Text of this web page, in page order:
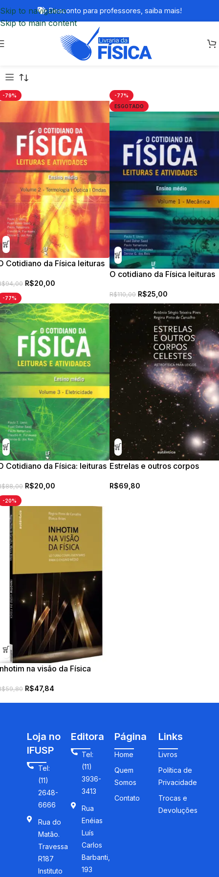
Skip to navigation
Skip to main content
Desconto para professores, saiba mais!
-79%
Cotidiano da Física leituras
óptica e ondas
94,00 R$20,00
-77%
ESGOTADO
O cotidiano da Física leituras
mecânica: ensino médio
R$110,00 R$25,00
-77%
Cotidiano da Física: leituras
88,00 R$20,00
Estrelas e outros corpos
R$69,80
-20%
na visão da Física
59,80 R$47,84
Loja no
IFUSP
Tel:
(11)
2648-
6666
Rua do
Matão.
Travessa
R187
Instituto
Editora
Tel:
(11)
3936-
3413
Rua
Enéias
Luís
Carlos
Barbanti,
193
Página
Home
Quem
Somos
Contato
Links
Livros
Política de
Privacidade
Trocas e
Devoluções